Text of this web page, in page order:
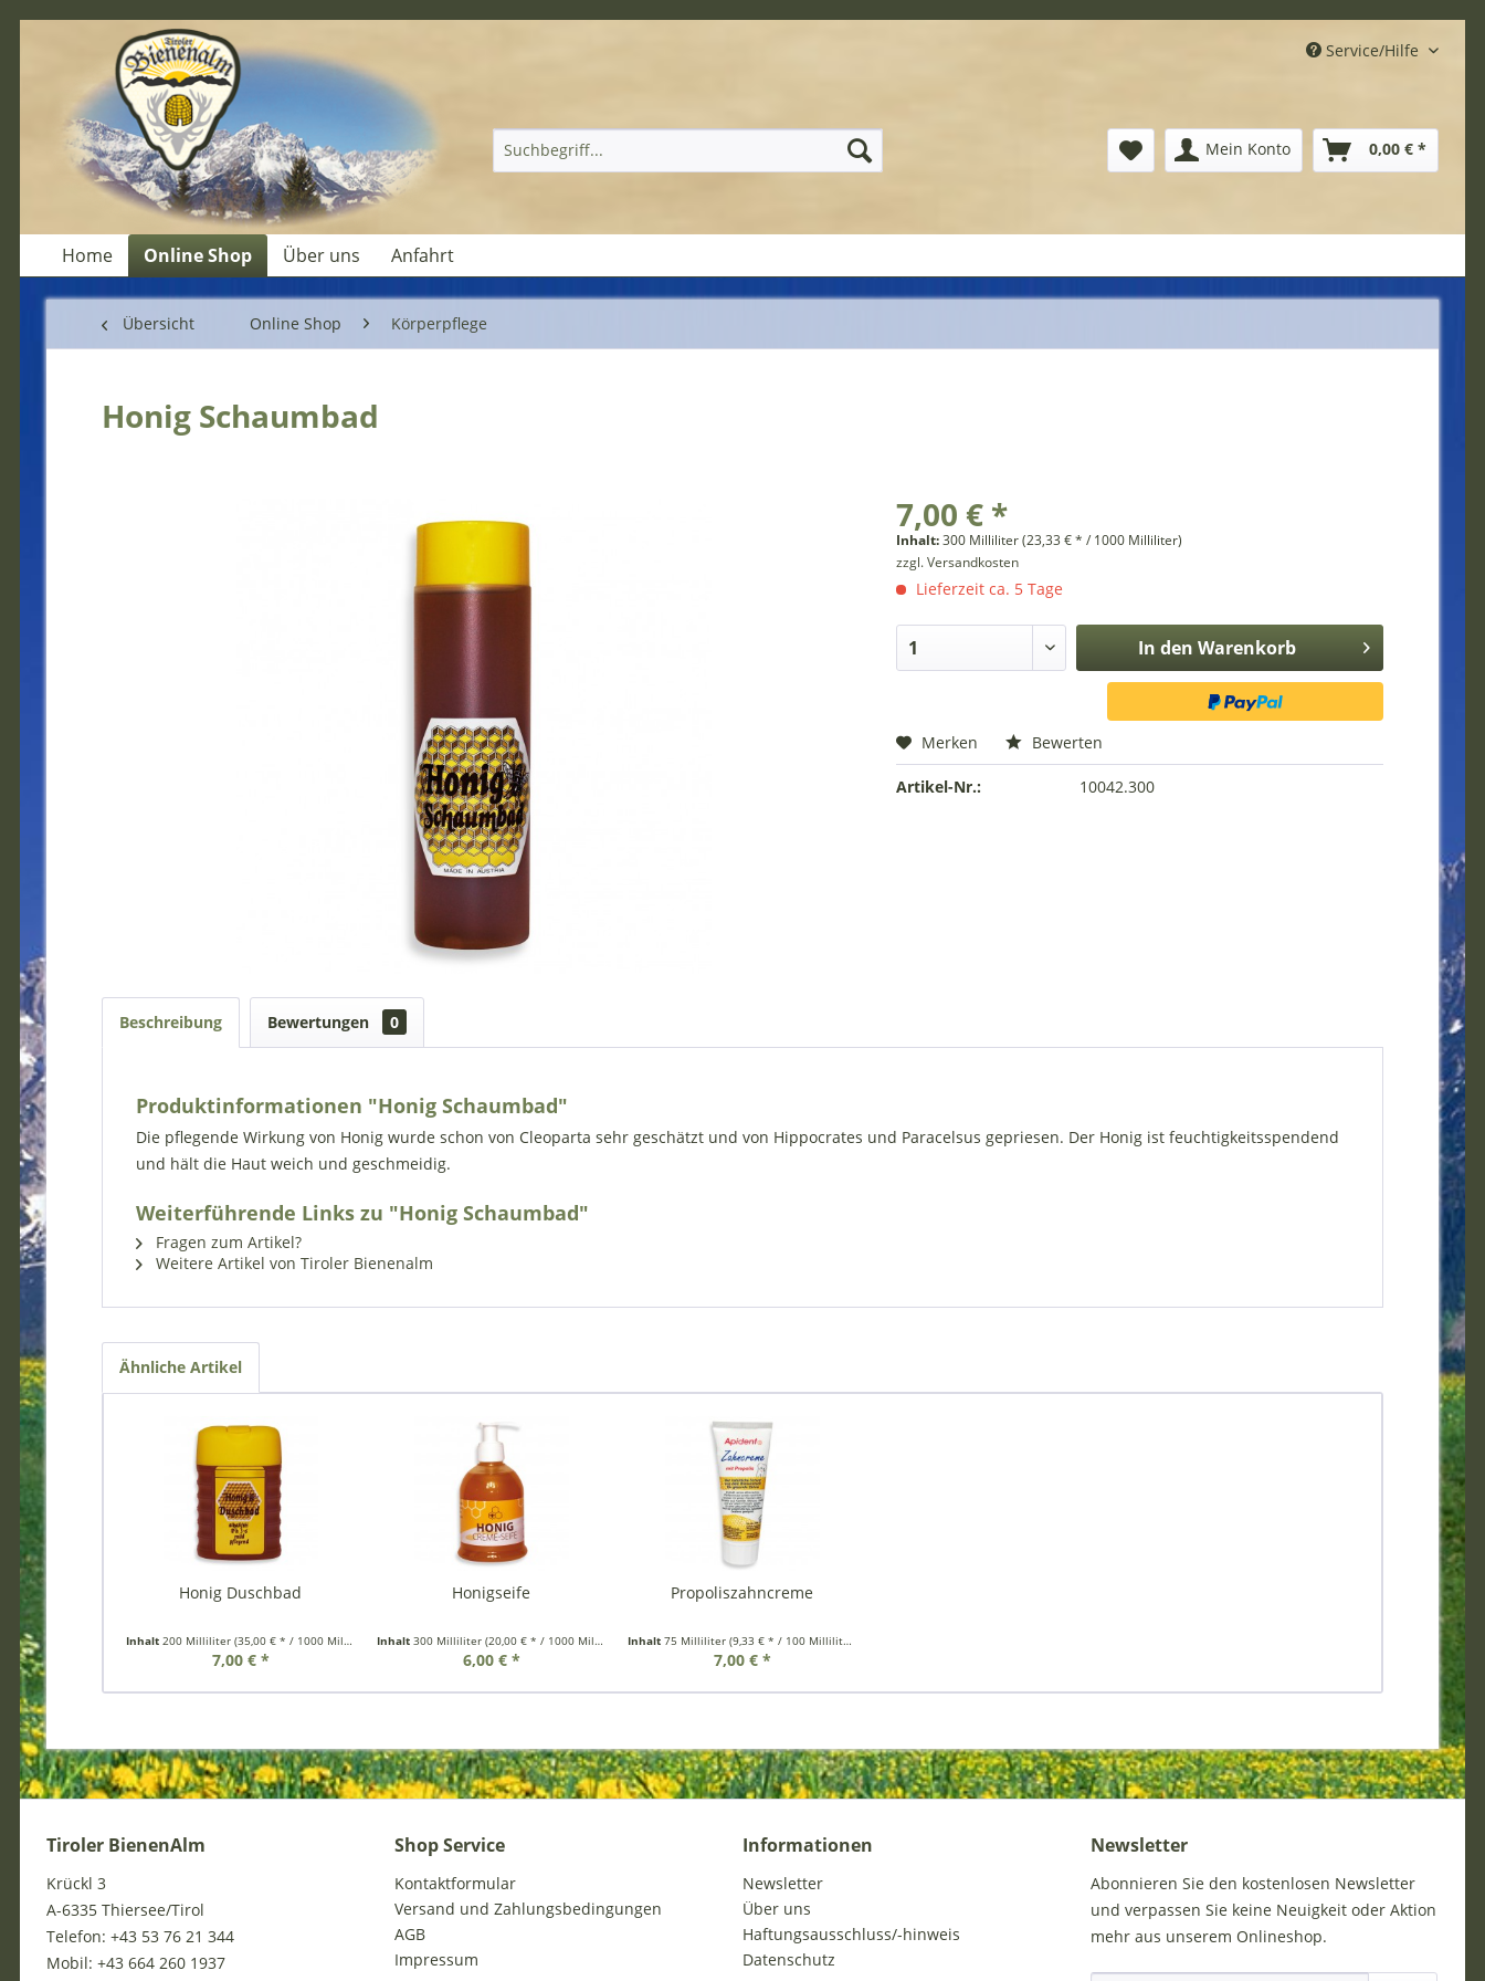
Service/Hilfe
Mein Konto 0,00 € *
Home Online Shop Über uns Anfahrt
Übersicht Online Shop Körperpflege
Honig Schaumbad
7,00 € *
Inhalt:300 Milliliter (23,33 € * / 1000 Milliliter)
zzgl. Versandkosten
Lieferzeit ca. 5 Tage
In den Warenkorb
Merken Bewerten
Artikel-Nr.: 10042.300
Beschreibung Bewertungen 0
Produktinformationen "Honig Schaumbad"
Die pflegende Wirkung von Honig wurde schon von Cleoparta sehr geschätzt und von Hippocrates und Paracelsus gepriesen. Der Honig ist feuchtigkeitsspendend
und hält die Haut weich und geschmeidig.
Weiterführende Links zu "Honig Schaumbad"
Fragen zum Artikel?
Weitere Artikel von Tiroler Bienenalm
Ähnliche Artikel
Honig Duschbad
Inhalt 200 Milliliter (35,00 € * / 1000 Milliliter)
7,00 € *
Honigseife
Inhalt300 Milliliter(20,00 € * / 1000 Milliliter)
6,00 € *
Propoliszahncreme
Inhalt75 Milliliter(9,33 € * / 100 Milliliter)
7,00 € *
Tiroler BienenAlm
Krückl 3
A-6335 Thiersee/Tirol
Telefon: +43 53 76 21 344
Mobil: +43 664 260 1937
Shop Service
Kontaktformular
Versand und Zahlungsbedingungen
AGB
Impressum
Informationen
Newsletter
Über uns
Haftungsausschluss/-hinweis
Datenschutz
Newsletter
Abonnieren Sie den kostenlosen Newsletter
und verpassen Sie keine Neuigkeit oder Aktion
mehr aus unserem Onlineshop.